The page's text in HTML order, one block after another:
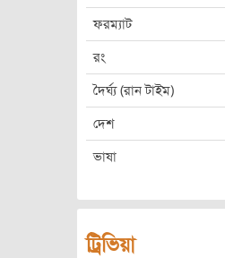
ফরম্যাট
রং
দৈর্ঘ্য (রান টাইম)
দেশ
ভাষা
ট্রিভিয়া